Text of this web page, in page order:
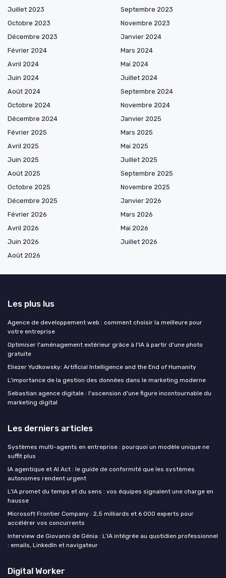
Juillet 2023
Septembre 2023
Octobre 2023
Novembre 2023
Décembre 2023
Janvier 2024
Février 2024
Mars 2024
Avril 2024
Mai 2024
Juin 2024
Juillet 2024
Août 2024
Septembre 2024
Octobre 2024
Novembre 2024
Décembre 2024
Janvier 2025
Février 2025
Mars 2025
Avril 2025
Mai 2025
Juin 2025
Juillet 2025
Août 2025
Septembre 2025
Octobre 2025
Novembre 2025
Décembre 2025
Janvier 2026
Février 2026
Mars 2026
Avril 2026
Mai 2026
Juin 2026
Juillet 2026
Août 2026
Les plus lus
Agence de developpement web : comment choisir la meilleure pour
votre entreprise
Optimiser l'aménagement extérieur grâce à l'IA à partir d'une photo
gratuite
Eliezer Yudkowsky: Artificial Intelligence and the End of Humanity
L'importance de la gestion des données dans le marketing moderne
Sebastian agence digitale : l'ascension d'une figure incontournable du
marketing digital
Les derniers articles
Systèmes multi-agents en entreprise : pourquoi un modèle unique ne
suffit plus
IA agentique et AI Act : le guide de conformité que les systèmes
autonomes rendent urgent
L'IA promet du temps et du sens : vos équipes signalent une charge en
hausse
Microsoft Frontier Company : 2,5 milliards et 6 000 experts pour
accélérer vos concurrents
Interview de Giovanni de Génia : L’IA intégrée au quotidien professionnel
: emails, LinkedIn et navigateur
Digital Worker